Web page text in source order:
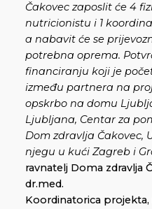
Čakovec zaposlit će 4
nutricionistu i 1
a nabavit će se
potrebna oprema.
financiranju koji je
između partnera na
opskrbo na domu
Ljubljana, Centar za
Dom zdravlja Čakovec,
njegu u kući Zagreb i
ravnatelj Doma zdravlja
dr.med.
Koordinatorica